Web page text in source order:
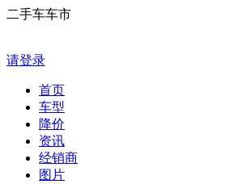
二手车车市
请登录
首页
车型
降价
资讯
经销商
图片